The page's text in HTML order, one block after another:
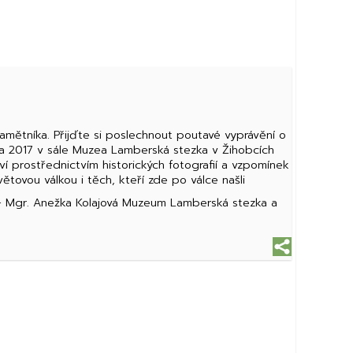
Přijďte si poslechnout poutavé vyprávění o
v sále Muzea Lamberská stezka v Žihobcích
prostřednictvím historických fotografií a vzpomínek
válkou i těch, kteří zde po válce našli
Anežka Kolajová Muzeum Lamberská stezka a